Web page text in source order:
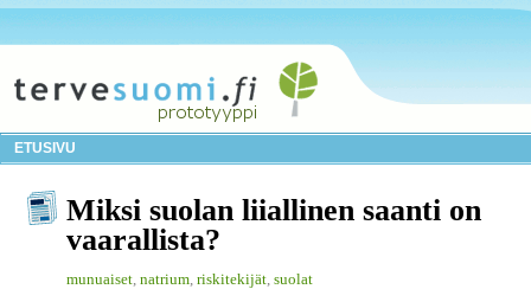
ETUSIVU
Miksi suolan liiallinen saanti on
vaarallista?
munuaiset natrium riskitekijät suolat